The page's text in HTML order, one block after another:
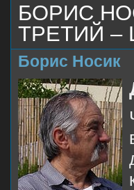
БОРИС
ТРЕТИЙ –
Борис Носик